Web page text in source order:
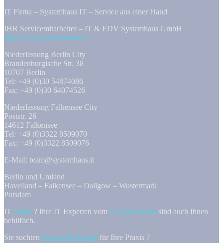
IT Firma – Systemhaus IT – Service aus einer Hand
IHR Servicemitarbeiter – IT & EDV Systemhaus GmbH
https://www.systemhaus.it
Niederlassung Berlin City
Brandenburgische Str. 38
10707 Berlin
Tel: +49 (0)30 54874086
Fax: +49 (0)30 64074526
Niederlassung Falkensee City
Poststr. 26
14612 Falkensee
Tel: +49 (0)3322 8509070
Fax: +49 (0)3322 8509076
E-Mail: team@systemhaus.it
Berlin und Umland
Havelland – Falkensee – Dallgow – Wustermark
Potsdam
IT Ärger ? Ihre IT Experten vom IT-Systemhaus sind auch Ihnen
behilflich.
Sie suchten Online Marketing für Ihre Praxis ?